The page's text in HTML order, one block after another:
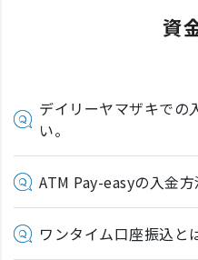
資
デイリーヤマザキでの
い。
ATM Pay-easyの入金方
ワンタイム口座振込と